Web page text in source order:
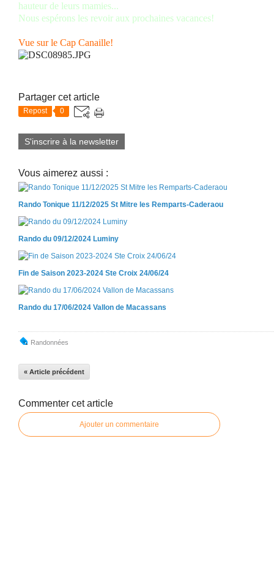
hauteur de leurs mamies...
Nous espérons les revoir aux prochaines vacances!
Vue sur le Cap Canaille!
Partager cet article
Repost 0
S'inscrire à la newsletter
Vous aimerez aussi :
Rando Tonique 11/12/2025 St Mitre les Remparts-Caderaou
Rando du 09/12/2024 Luminy
Fin de Saison 2023-2024 Ste Croix 24/06/24
Rando du 17/06/2024 Vallon de Macassans
Randonnées
« Article précédent
Commenter cet article
Ajouter un commentaire